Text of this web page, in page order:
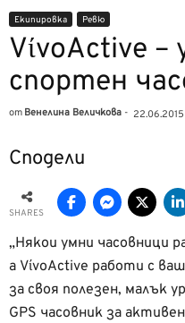
Екипировка Ревю
VίvoActive
спортен
от Венелина Величкова - 22.06.2015
Сподели
SHARES
„Някои умни часовници
а VίvoActive работи с
за своя полезен, малък
GPS часовник за